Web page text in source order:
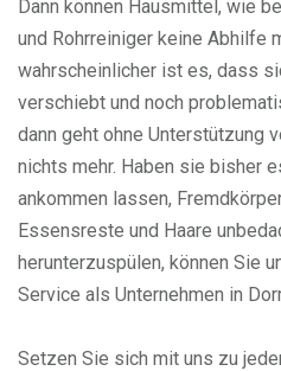
Dann können Hausmittel, wie
und Rohrreiniger keine Abhilfe
wahrscheinlicher ist es, dass
verschiebt und noch
dann geht ohne Unterstützung
nichts mehr. Haben sie bisher
ankommen lassen,
Essensreste und Haare
herunterzuspülen, können Sie
Service als Unternehmen in
Setzen Sie sich mit uns zu